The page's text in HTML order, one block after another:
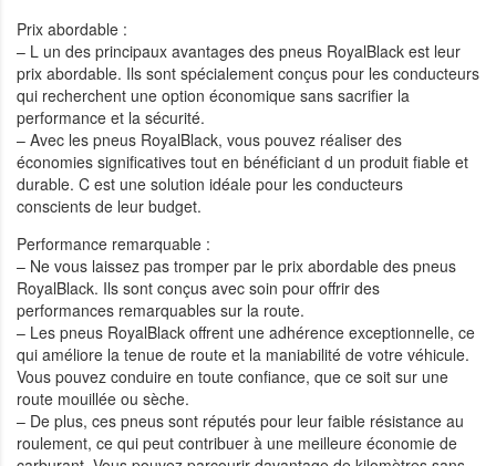
Prix abordable :
– L un des principaux avantages des pneus RoyalBlack est leur
prix abordable. Ils sont spécialement conçus pour les conducteurs
qui recherchent une option économique sans sacrifier la
performance et la sécurité.
– Avec les pneus RoyalBlack, vous pouvez réaliser des
économies significatives tout en bénéficiant d un produit fiable et
durable. C est une solution idéale pour les conducteurs
conscients de leur budget.
Performance remarquable :
– Ne vous laissez pas tromper par le prix abordable des pneus
RoyalBlack. Ils sont conçus avec soin pour offrir des
performances remarquables sur la route.
– Les pneus RoyalBlack offrent une adhérence exceptionnelle, ce
qui améliore la tenue de route et la maniabilité de votre véhicule.
Vous pouvez conduire en toute confiance, que ce soit sur une
route mouillée ou sèche.
– De plus, ces pneus sont réputés pour leur faible résistance au
roulement, ce qui peut contribuer à une meilleure économie de